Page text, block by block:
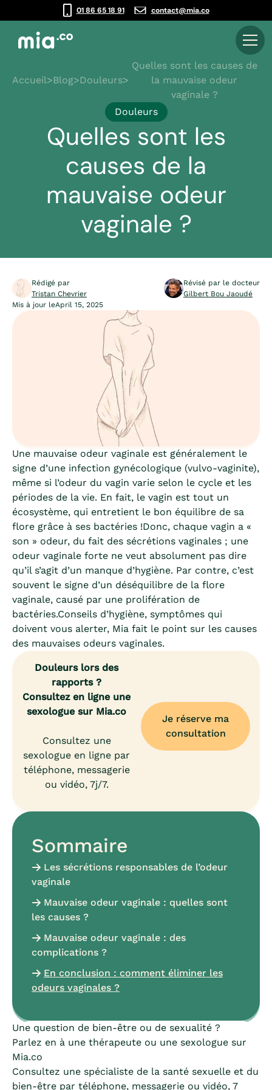
01 86 65 18 91 contact@mia.co
Accueil>Blog>Douleurs>
Quelles sont les causes de
la mauvaise odeur
vaginale ?
Douleurs
Quelles sont les
causes de la
mauvaise odeur
vaginale ?
Rédigé par
Tristan Chevrier
Révisé par le docteur
Gilbert Bou Jaoudé
Mis à jour leApril 15, 2025
Une mauvaise odeur vaginale est généralement le
signe d’une infection gynécologique (vulvo-vaginite),
même si l’odeur du vagin varie selon le cycle et les
périodes de la vie. En fait, le vagin est tout un
écosystème, qui entretient le bon équilibre de sa
flore grâce à ses bactéries !Donc, chaque vagin a «
son » odeur, du fait des sécrétions vaginales ; une
odeur vaginale forte ne veut absolument pas dire
qu’il s’agit d’un manque d’hygiène. Par contre, c’est
souvent le signe d’un déséquilibre de la flore
vaginale, causé par une prolifération de
bactéries.Conseils d’hygiène, symptômes qui
doivent vous alerter, Mia fait le point sur les causes
des mauvaises odeurs vaginales.
Douleurs lors des
rapports ?
Consultez en ligne une
sexologue sur Mia.co
Consultez une
sexologue en ligne par
téléphone, messagerie
ou vidéo, 7j/7.
Je réserve ma
consultation
Sommaire
Les sécrétions responsables de l’odeur
vaginale
Mauvaise odeur vaginale : quelles sont
les causes ?
Mauvaise odeur vaginale : des
complications ?
En conclusion : comment éliminer les
odeurs vaginales ?
Une question de bien-être ou de sexualité ?
Parlez en à une thérapeute ou une sexologue sur
Mia.co
Consultez une spécialiste de la santé sexuelle et du
bien-être par téléphone, messagerie ou vidéo, 7